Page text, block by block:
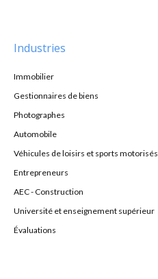
Industries
Immobilier
Gestionnaires de biens
Photographes
Automobile
Véhicules de loisirs et sports motorisés
Entrepreneurs
AEC - Construction
Université et enseignement supérieur
Évaluations